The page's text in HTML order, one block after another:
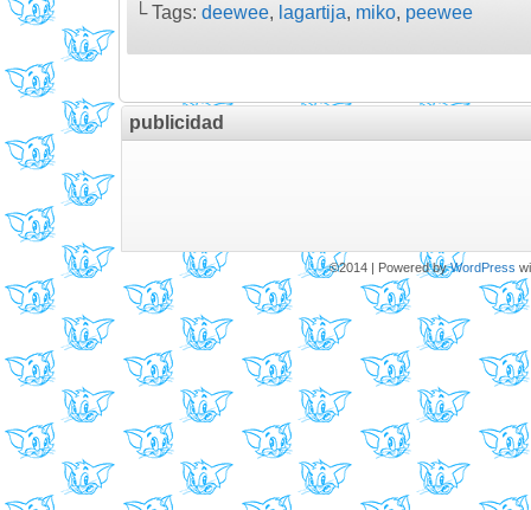
└ Tags: deewee, lagartija, miko, peewee
publicidad
©2014 | Powered byWordPress